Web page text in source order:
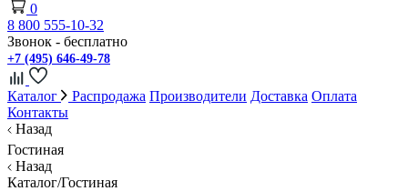
0
8 800 555-10-32
Звонок - бесплатно
+7 (495) 646-49-78
Каталог Распродажа Производители Доставка Оплата
Контакты
Назад
Гостиная
Назад
Каталог/Гостиная